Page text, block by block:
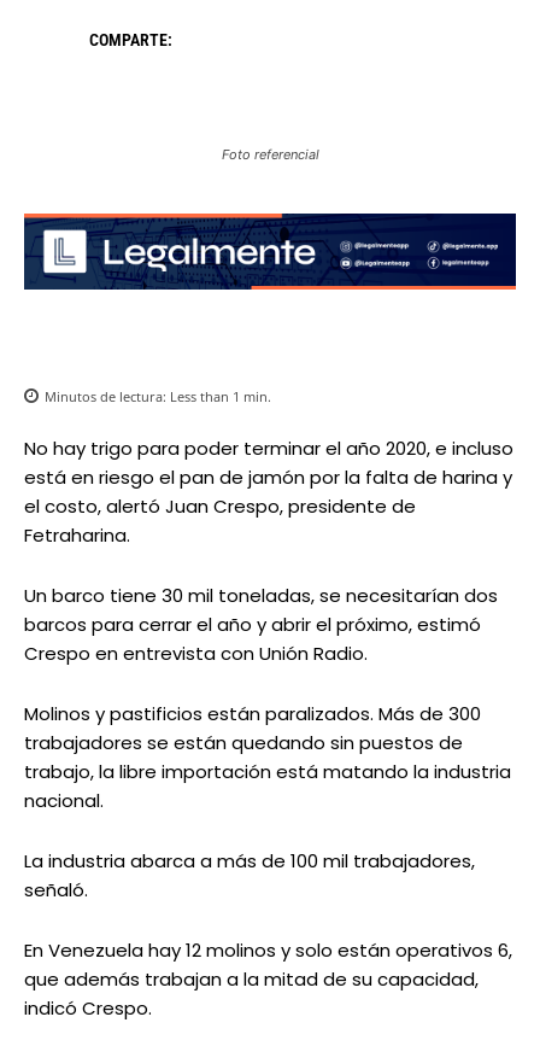
COMPARTE:
Foto referencial
Minutos de lectura: Less than 1 min.
No hay trigo para poder terminar el año 2020, e incluso
está en riesgo el pan de jamón por la falta de harina y
el costo, alertó Juan Crespo, presidente de
Fetraharina.
Un barco tiene 30 mil toneladas, se necesitarían dos
barcos para cerrar el año y abrir el próximo, estimó
Crespo en entrevista con Unión Radio.
Molinos y pastificios están paralizados. Más de 300
trabajadores se están quedando sin puestos de
trabajo, la libre importación está matando la industria
nacional.
La industria abarca a más de 100 mil trabajadores,
señaló.
En Venezuela hay 12 molinos y solo están operativos 6,
que además trabajan a la mitad de su capacidad,
indicó Crespo.